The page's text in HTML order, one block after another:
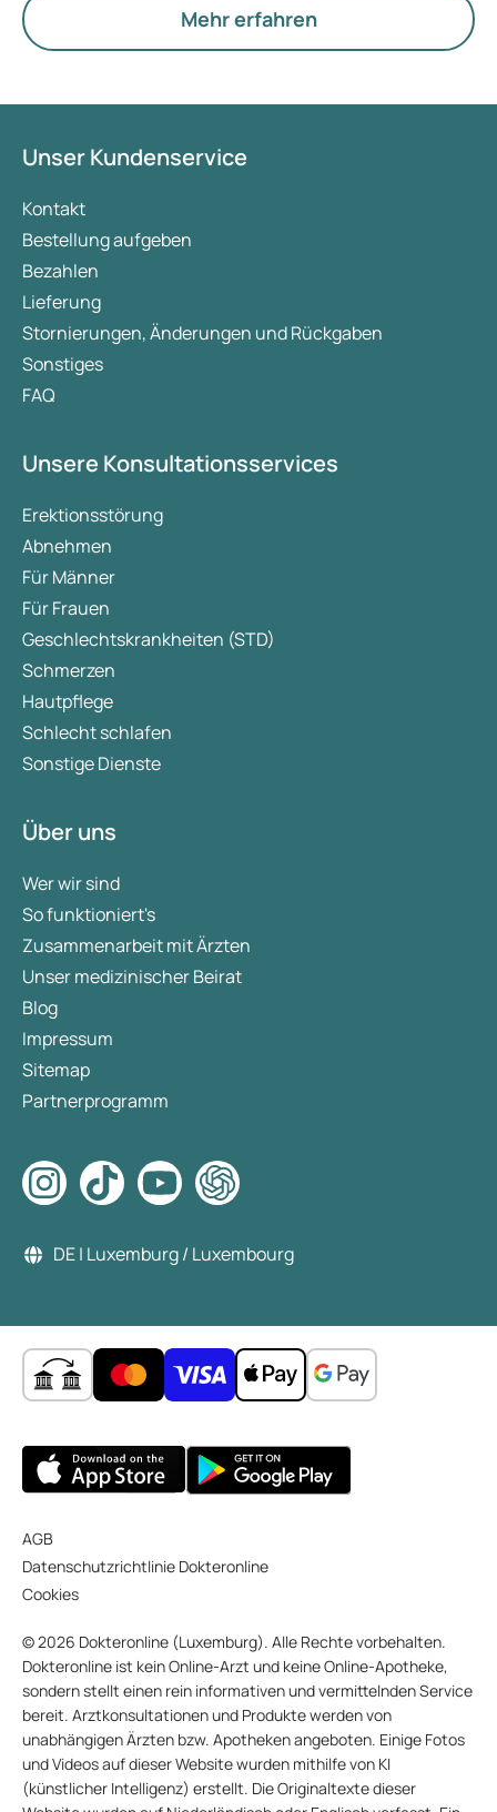
die Funktion der Eierstöcke.
Mehr erfahren
Unser Kundenservice
Kontakt
Bestellung aufgeben
Bezahlen
Lieferung
Stornierungen, Änderungen und Rückgaben
Sonstiges
FAQ
Unsere Konsultationsservices
Erektionsstörung
Abnehmen
Für Männer
Für Frauen
Geschlechtskrankheiten (STD)
Schmerzen
Hautpflege
Schlecht schlafen
Sonstige Dienste
Über uns
Wer wir sind
So funktioniert's
Zusammenarbeit mit Ärzten
Unser medizinischer Beirat
Blog
Impressum
Sitemap
Partnerprogramm
DE | Luxemburg / Luxembourg
AGB
Datenschutzrichtlinie Dokteronline
Cookies
© 2026 Dokteronline (Luxemburg). Alle Rechte vorbehalten.
Dokteronline ist kein Online-Arzt und keine Online-Apotheke,
sondern stellt einen rein informativen und vermittelnden Service
bereit. Arztkonsultationen und Produkte werden von
unabhängigen Ärzten bzw. Apotheken angeboten. Einige Fotos
und Videos auf dieser Website wurden mithilfe von KI
(künstlicher Intelligenz) erstellt. Die Originaltexte dieser